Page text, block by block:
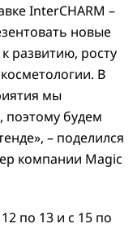
InterCHARM –
новые
развитию, росту
В
мы
поэтому будем
– поделился
компании Magic
по 13 и с 15 по